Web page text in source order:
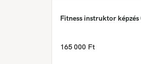
Fitness instruktor képzés
165 000 Ft